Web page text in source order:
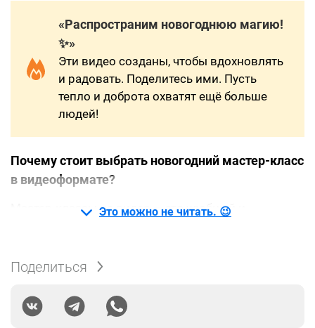
«Распространим новогоднюю магию!
✨»
Эти видео созданы, чтобы вдохновлять
и радовать. Поделитесь ими. Пусть
тепло и доброта охватят ещё больше
людей!
Почему стоит выбрать новогодний мастер-класс
в видеоформате?
Мастер-классы на видео — это удобный и
Увидеть процесс, что упрощает повторение
даже сложных техник.
Остановить запись и вернуться к трудному
Это можно не читать. 😉
Поделиться